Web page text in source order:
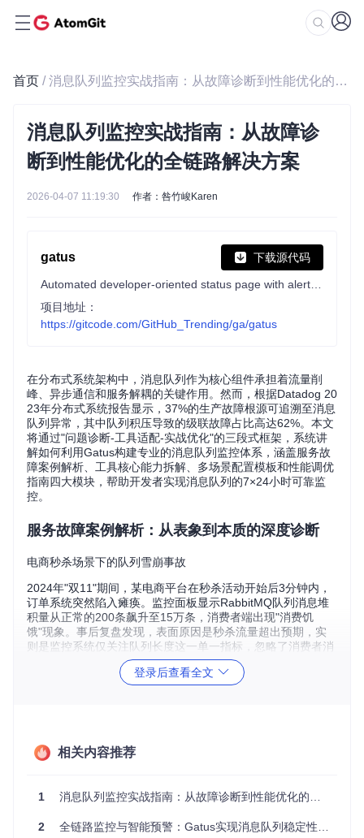
首页 / 消息队列监控实战指南：从故障诊断到性能优化的全链路解决方案
消息队列监控实战指南：从故障诊
断到性能优化的全链路解决方案
2026-04-07 11:19:30 作者：咎竹峻Karen
gatus 下载源代码
项目地址：
https://gitcode.com/GitHub_Trending/ga/gatus
在分布式系统架构中，消息队列作为核心组件承担着流量削
峰、异步通信和服务解耦的关键作用。然而，根据Datadog 20
23年分布式系统报告显示，37%的生产故障根源可追溯至消息
队列异常，其中队列积压导致的级联故障占比高达62%。本文
将通过"问题诊断-工具适配-实战优化"的三段式框架，系统讲
解如何利用Gatus构建专业的消息队列监控体系，涵盖服务故
障案例解析、工具核心能力拆解、多场景配置模板和性能调优
指南四大模块，帮助开发者实现消息队列的7×24小时可靠监
控。
服务故障案例解析：从表象到本质的深度诊断
电商秒杀场景下的队列雪崩事故
2024年"双11"期间，某电商平台在秒杀活动开始后3分钟内，
订单系统突然陷入瘫痪。监控面板显示RabbitMQ队列消息堆
积量从正常的200条飙升至15万条，消费者端出现"消费饥
饿"现象。事后复盘发现，表面原因是秒杀流量超出预期，实
则是监控系统仅关注队列长度这一单一指标，忽略了消费者消
费速率与生产者速率的失衡预警。当生产者速率达到消费者处
理能力的3倍时，系统未能及时触发限流机制，最终导致消息
某支付平台在一次系统升级后，出现部分交易被重复处理的严
重问题，造成用户资金异常。技术团队排查发现，ActiveMQ
系统未对"消息重复消费率"这一关键指标进行监控，导致问题
元。
登录后查看全文
相关内容推荐
1 消息队列监控实战指南：从故障诊断到性能优化的全链路解决方案
2 全链路监控与智能预警：Gatus实现消息队列稳定性保障指南